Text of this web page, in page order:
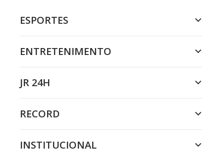
ESPORTES
ENTRETENIMENTO
JR 24H
RECORD
INSTITUCIONAL